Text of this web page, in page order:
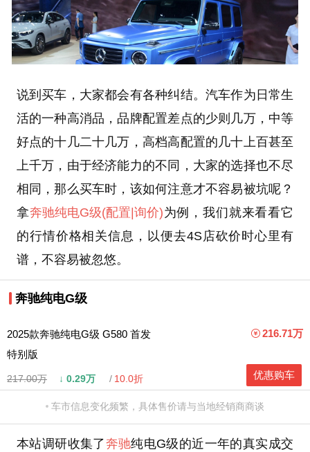
说到买车，大家都会有各种纠结。汽车作为日常生
活的一种高消品，品牌配置差点的少则几万，中等
好点的十几二十几万，高档高配置的几十上百甚至
上千万，由于经济能力的不同，大家的选择也不尽
相同，那么买车时，该如何注意才不容易被坑呢？
拿奔驰纯电G级(配置 |询价)为例，我们就来看看它
的行情价格相关信息，以便去4S店砍价时心里有
谱，不容易被忽悠。
奔驰纯电G级
2025款奔驰纯电G级 G580 首发
特别版
217.00万 ↓ 0.29万 10.0折
216.71万
优惠购车
车市信息变化频繁，具体售价请与当地经销商商谈
本站调研收集了奔驰纯电G级的近一年的真实成交